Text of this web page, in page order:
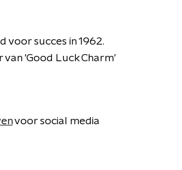
voor succes in 1962.
van 'Good Luck Charm'
voor social media